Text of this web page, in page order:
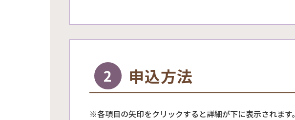
2 申込方法
※各項目の矢印をクリックすると詳細が下に表示されます。